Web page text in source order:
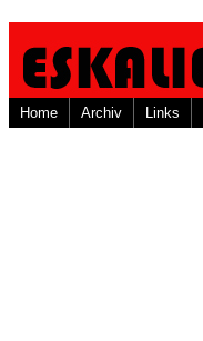
Home Archiv Links